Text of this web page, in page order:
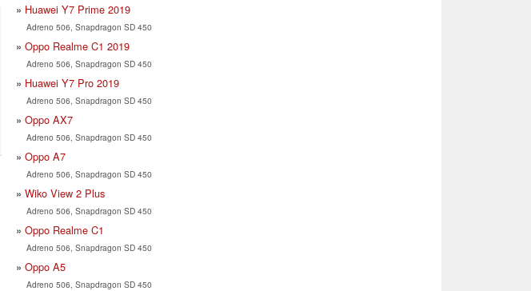
Huawei Y7 Prime 2019
Adreno 506, Snapdragon SD 450
Oppo Realme C1 2019
Adreno 506, Snapdragon SD 450
Huawei Y7 Pro 2019
Adreno 506, Snapdragon SD 450
Oppo AX7
Adreno 506, Snapdragon SD 450
Oppo A7
Adreno 506, Snapdragon SD 450
Wiko View 2 Plus
Adreno 506, Snapdragon SD 450
Oppo Realme C1
Adreno 506, Snapdragon SD 450
Oppo A5
Adreno 506, Snapdragon SD 450